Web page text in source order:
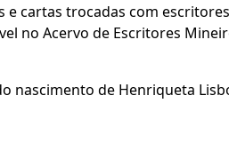
e cartas trocadas com
no Acervo de Escritores
nascimento de Henriqueta